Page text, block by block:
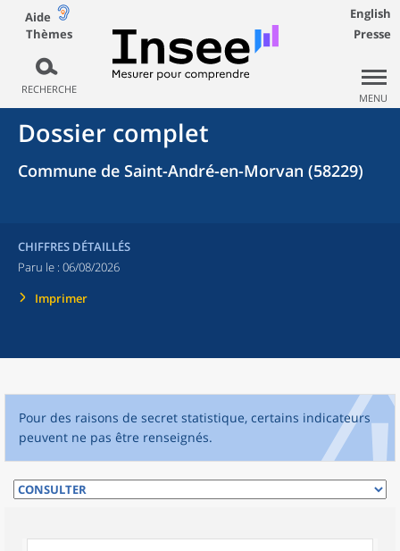
Aide
Thèmes
RECHERCHE
English
Presse
MENU
Dossier complet
Commune de Saint-André-en-Morvan (58229)
CHIFFRES DÉTAILLÉS
Paru le : 06/08/2026
Imprimer
Pour des raisons de secret statistique, certains indicateurs
peuvent ne pas être renseignés.